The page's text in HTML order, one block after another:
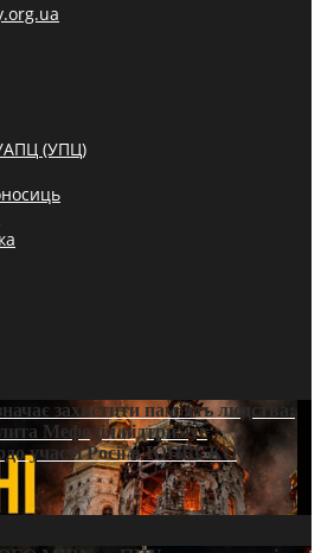
(УПЦ)
захистити пам’ять людства:
Мефодія підтримує
участі Росії в ЮНЕСКО